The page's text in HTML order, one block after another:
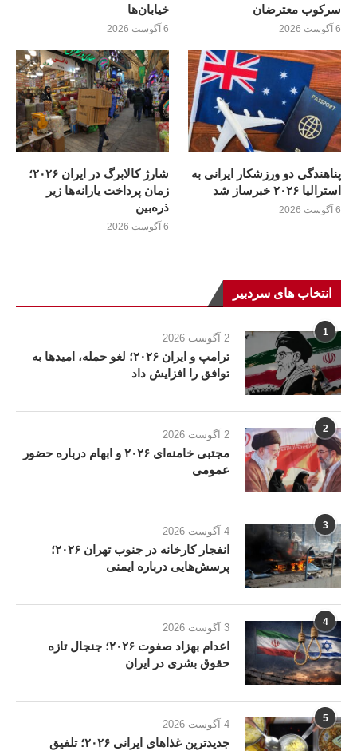
سرکوب معترضان
6 آگوست 2026
خیابان‌ها
6 آگوست 2026
پناهندگی دو ورزشکار ایرانی به
استرالیا ۲۰۲۶ خبرساز شد
6 آگوست 2026
شارژ کالابرگ در ایران ۲۰۲۶؛
زمان پرداخت یارانه‌ها زیر
ذره‌بین
6 آگوست 2026
انتخاب های سردبیر
1 2 آگوست 2026
ترامپ و ایران ۲۰۲۶؛ لغو حمله، امیدها به
توافق را افزایش داد
2 2 آگوست 2026
مجتبی خامنه‌ای ۲۰۲۶ و ابهام درباره حضور
عمومی
3 4 آگوست 2026
انفجار کارخانه در جنوب تهران ۲۰۲۶؛
پرسش‌هایی درباره ایمنی
4 3 آگوست 2026
اعدام بهزاد صفوت ۲۰۲۶؛ جنجال تازه
حقوق بشری در ایران
5 4 آگوست 2026
جدیدترین غذاهای ایرانی ۲۰۲۶؛ تلفیق